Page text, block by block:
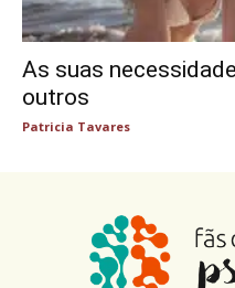
As suas
outros
Patricia Tavares